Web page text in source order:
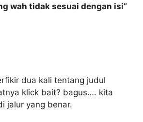
wah tidak sesuai dengan isi”
dua kali tentang judul
klick bait? bagus…. kita
jalur yang benar.